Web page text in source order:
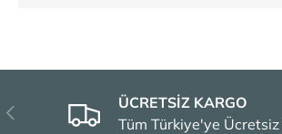
Önceki
ÜCRETSİZ KARGO
Tüm Türkiye'ye